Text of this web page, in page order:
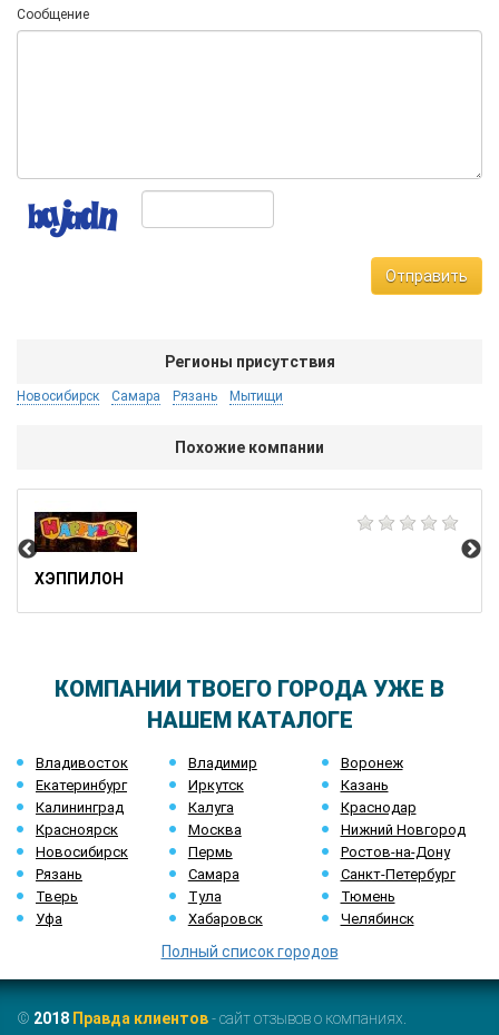
Сообщение
Отправить
Регионы присутствия
Новосибирск Самара Рязань Мытищи
Похожие компании
ХЭППИЛОН
КОМПАНИИ ТВОЕГО ГОРОДА УЖЕ В
НАШЕМ КАТАЛОГЕ
Владивосток Владимир
Воронеж
Екатеринбург
Иркутск
Казань
Калининград
Калуга
Краснодар
Красноярск
Москва
Нижний Новгород
Новосибирск
Пермь
Ростов-на-Дону
Рязань
Самара
Санкт-Петербург
Тверь
Тула
Тюмень
Уфа
Хабаровск Челябинск
Полный список городов
© 2018 Правда клиентов- сайт отзывов о компаниях.